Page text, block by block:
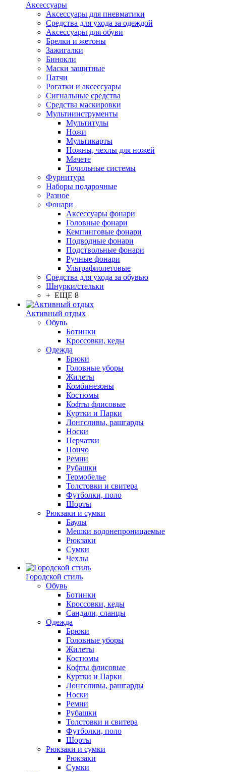
Аксессуары
Аксессуары для пневматики
Средства для ухода за одеждой
Аксессуары для обуви
Брелки и жетоны
Зажигалки
Бинокли
Маски защитные
Патчи
Рогатки и аксессуары
Сигнальные средства
Средства маскировки
Мультиинструменты
Мультитулы
Ножи
Мультикарты
Ножны, чехлы для ножей
Мачете
Точильные системы
Фурнитура
Наборы подарочные
Разное
Фонари
Аксессуары фонари
Головные фонари
Кемпинговые фонари
Подводные фонари
Подствольные фонари
Ручные фонари
Ультрафиолетовые
Средства для ухода за обувью
Шнурки/стельки
+ ЕЩЕ 8
Активный отдых
Обувь
Ботинки
Кроссовки, кеды
Одежда
Брюки
Головные уборы
Жилеты
Комбинезоны
Костюмы
Кофты флисовые
Куртки и Парки
Лонгсливы, рашгарды
Носки
Перчатки
Пончо
Ремни
Рубашки
Термобелье
Толстовки и свитера
Футболки, поло
Шорты
Рюкзаки и сумки
Баулы
Мешки водонепроницаемые
Рюкзаки
Сумки
Чехлы
Городской стиль
Обувь
Ботинки
Кроссовки, кеды
Сандали, сланцы
Одежда
Брюки
Головные уборы
Жилеты
Костюмы
Кофты флисовые
Куртки и Парки
Лонгсливы, рашгарды
Носки
Ремни
Рубашки
Толстовки и свитера
Футболки, поло
Шорты
Рюкзаки и сумки
Рюкзаки
Сумки